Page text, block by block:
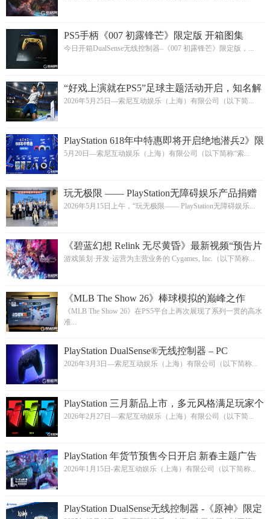
PS5手柄《007 初露锋芒》限定版 开箱图集
今日开箱DualSense无线控制器–《007 初露锋芒》限定版，...
“好戏上演就在PS5”足球主题活动开启，知名解
说管泽元加盟PlayStation Playmaker
2026年5月25日—索尼互动娱乐（上海）有限公司（以下简...
PlayStation 618年中特惠即将开启绝地潜兵2》限
定版手柄将于6月12日上市
5月20日—索尼互动娱乐（上海）有限公司（以下简称“索...
玩无极限 —— PlayStation无障碍娱乐产品捐赠
仪式在上海举行
2026年5月15日上午，“玩无极限—— PlayStation无障碍娱乐...
《碧蓝幻想 Relink 无尽黄昏》最新视频“预告片
2”和 “新要素介绍短片（召唤&极沌空处）”也
游戏策划·开发·运营为主营业务的 Cygames, Inc.（以下简称...
《MLB The Show 26》棒球模拟的巅峰之作
《MLB The Show 26》在PS5平台上再次展现了系列一贯的高水
准...
PlayStation DualSense®无线控制器 – PC
READY将于3月5日上市
2026年3月3日—索尼互动娱乐（上海）有限公司（以下简称...
PlayStation 三月新品上市，多元风格满足玩家个
性化需求
2026年2月27日—索尼互动娱乐（上海）有限公司（以下简...
PlayStation 年货节预售今日开启 新春主题广告
片同步上线
2026年1月15日-索尼互动娱乐（上海）有限公司（以下简称...
PlayStation DualSense无线控制器 -《原神》限定